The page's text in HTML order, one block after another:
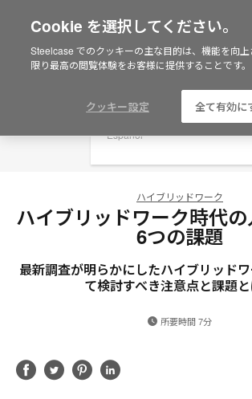
Are you in United States?
Would you like to see Products
Americas
Español
ハイブリッドワーク
ハイブリッドワーク時代
6つの課題
最新調査が明らかにしたハイブリッド
て検討すべき注意点と課題と
所要時間 7分
ShareShareShareShare
Cookie を選択してください。
Steelcase でのクッキーの主な目的は、機能を向
限り最高の閲覧体験をお客様に提供することです。
クッキー設定 全て有効に